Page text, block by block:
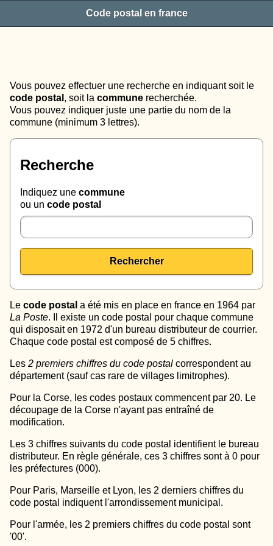
Code postal en france
Vous pouvez effectuer une recherche en indiquant soit le
code postal , soit la commune recherchée.
Vous pouvez indiquer juste une partie du nom de la
commune (minimum 3 lettres).
Recherche
Indiquez une commune
ou un code postal
Rechercher
Le code postal a été mis en place en france en 1964 par
La Poste. Il existe un code postal pour chaque commune
qui disposait en 1972 d'un bureau distributeur de courrier.
Chaque code postal est composé de 5 chiffres.
Les 2 premiers chiffres du code postal correspondent au
département (sauf cas rare de villages limitrophes).
Pour la Corse, les codes postaux commencent par 20. Le
découpage de la Corse n'ayant pas entraîné de
modification.
Les 3 chiffres suivants du code postal identifient le bureau
distributeur. En règle générale, ces 3 chiffres sont à 0 pour
les préfectures (000).
Pour Paris, Marseille et Lyon, les 2 derniers chiffres du
code postal indiquent l'arrondissement municipal.
Pour l'armée, les 2 premiers chiffres du code postal sont
'00'.